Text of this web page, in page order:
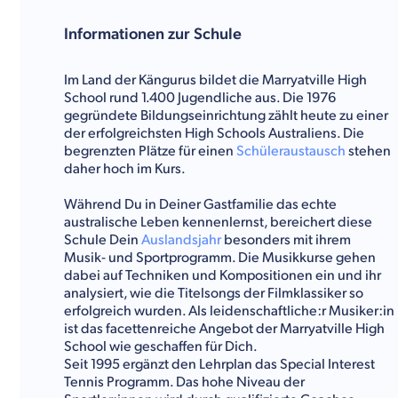
Informationen zur Schule
Im Land der Kängurus bildet die Marryatville High
School rund 1.400 Jugendliche aus. Die 1976
gegründete Bildungseinrichtung zählt heute zu einer
der erfolgreichsten High Schools Australiens. Die
begrenzten Plätze für einen Schüleraustausch stehen
daher hoch im Kurs.
Während Du in Deiner Gastfamilie das echte
australische Leben kennenlernst, bereichert diese
Schule Dein Auslandsjahrbesonders mit ihrem
Musik- und Sportprogramm. Die Musikkurse gehen
dabei auf Techniken und Kompositionen ein und ihr
analysiert, wie die Titelsongs der Filmklassiker so
erfolgreich wurden. Als leidenschaftliche:r Musiker:in
ist das facettenreiche Angebot der Marryatville High
School wie geschaffen für Dich.
Seit 1995 ergänzt den Lehrplan das Special Interest
Tennis Programm. Das hohe Niveau der